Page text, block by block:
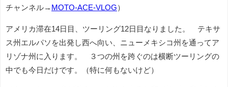
チャンネル→ MOTO-ACE-VLOG ）
アメリカ滞在14日目、ツーリング12日目なりました。 テキサ
ス州エルパソを出発し西へ向い、ニューメキシコ州を通ってア
リゾナ州に入ります。 ３つの州を跨ぐのは横断ツーリングの
中でも今日だけです。（特に何もないけど）